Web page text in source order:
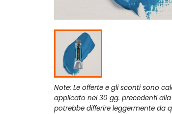
Note: Le offerte e gli sconti sono
applicato nei 30 gg. precedenti
potrebbe differire leggermente da